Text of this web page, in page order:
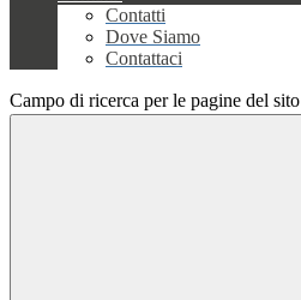
Contatti
Dove Siamo
Contattaci
Campo di ricerca per le pagine del sito